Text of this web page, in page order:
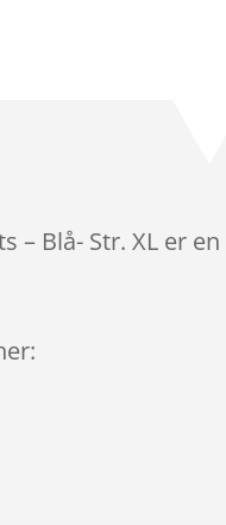
– Blå- Str. XL er